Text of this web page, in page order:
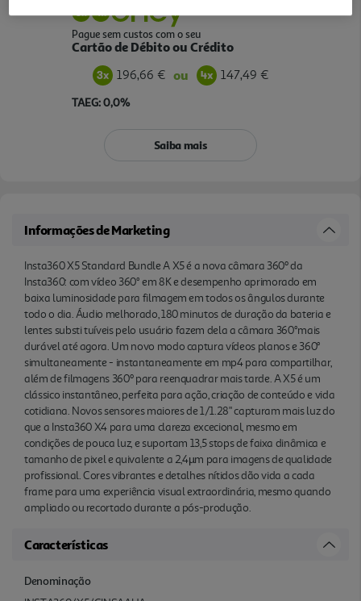
Pague sem custos com o seu
Cartão de Débito ou Crédito
196,66 € ou 147,49 €
TAEG: 0,0%
Saiba mais
Informações de Marketing
Insta360 X5 Standard Bundle A X5 é a nova câmara 360º da
Insta360: com vídeo 360° em 8K e desempenho aprimorado em
baixa luminosidade para filmagem em todos os ângulos durante
todo o dia. Áudio melhorado, 180 minutos de duração da bateria e
lentes substi tuíveis pelo usuário fazem dela a câmara 360°mais
durável até agora. Um novo modo captura vídeos planos e 360°
simultaneamente - instantaneamente em mp4 para compartilhar,
além de filmagens 360º para reenquadrar mais tarde. A X5 é um
clássico instantâneo, perfeita para ação, criação de conteúdo e vida
cotidiana. Novos sensores maiores de 1/1.28" capturam mais luz do
que a Insta360 X4 para uma clareza excecional, mesmo em
condições de pouca luz, e suportam 13,5 stops de faixa dinâmica e
tamanho de pixel e quivalente a 2,4µm para imagens de qualidade
profissional. Cores vibrantes e detalhes nítidos dão vida a cada
frame para uma experiência visual extraordinária, mesmo quando
ampliado ou recortado durante a pós-produção.
Características
Denominação